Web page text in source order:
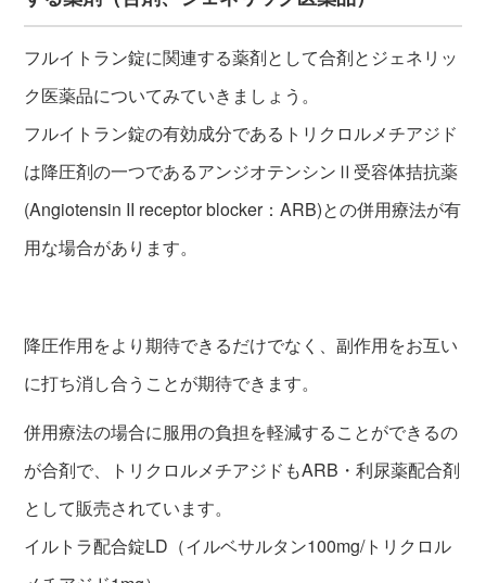
フルイトラン錠に関連する薬剤として合剤とジェネリッ
ク医薬品についてみていきましょう。
フルイトラン錠の有効成分であるトリクロルメチアジド
は降圧剤の一つであるアンジオテンシンⅡ受容体拮抗薬
(Angiotensin II receptor blocker：ARB)との併用療法が有
用な場合があります。
降圧作用をより期待できるだけでなく、副作用をお互い
に打ち消し合うことが期待できます。
併用療法の場合に服用の負担を軽減することができるの
が合剤で、トリクロルメチアジドもARB・利尿薬配合剤
として販売されています。
イルトラ配合錠LD（イルベサルタン100mg/トリクロル